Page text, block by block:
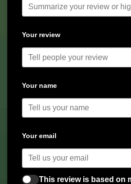
Your review
Your name
Your email
This review is based on